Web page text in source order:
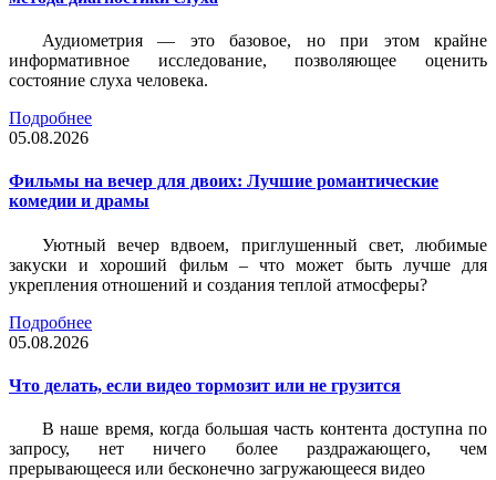
Аудиометрия — это базовое, но при этом крайне
информативное исследование, позволяющее оценить
состояние слуха человека.
Подробнее
05.08.2026
Фильмы на вечер для двоих: Лучшие романтические
комедии и драмы
Уютный вечер вдвоем, приглушенный свет, любимые
закуски и хороший фильм – что может быть лучше для
укрепления отношений и создания теплой атмосферы?
Подробнее
05.08.2026
Что делать, если видео тормозит или не грузится
В наше время, когда большая часть контента доступна по
запросу, нет ничего более раздражающего, чем
прерывающееся или бесконечно загружающееся видео